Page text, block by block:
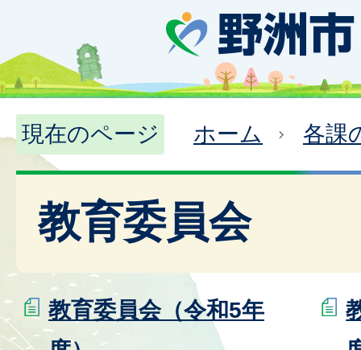
現在のページ ホーム 各課
教育委員会
教育委員会（令和5年